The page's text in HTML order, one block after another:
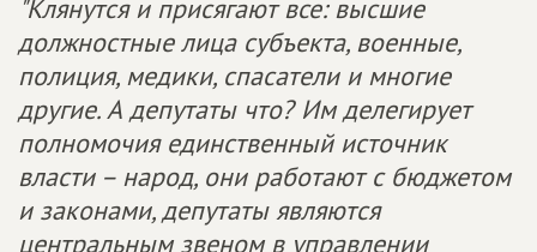
"Клянутся и присягают все: высшие
должностные лица субъекта, военные,
полиция, медики, спасатели и многие
другие. А депутаты что? Им делегирует
полномочия единственный источник
власти – народ, они работают с бюджетом
и законами, депутаты являются
центральным звеном в управлении